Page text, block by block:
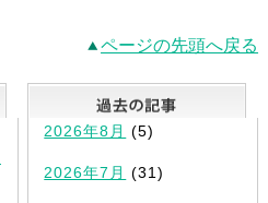
ページの先頭へ戻る
最新記事一覧
2026年8月 (5)
2026年7月 (31)